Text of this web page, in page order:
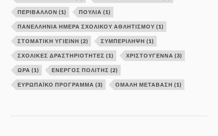
ΠΕΡΙΒΑΛΛΟΝ (1) ΠΟΥΛΙΑ (1)
ΠΑΝΕΛΛΉΝΙΑ ΗΜΈΡΑ ΣΧΟΛΙΚΟΎ ΑΘΛΗΤΙΣΜΟΎ (1)
ΣΤΟΜΑΤΙΚΗ ΥΓΙΕΙΝΗ (2) ΣΥΜΠΕΡΙΛΗΨΗ (1)
ΣΧΟΛΙΚΕΣ ΔΡΑΣΤΗΡΙΟΤΗΤΕΣ (1) ΧΡΙΣΤΟΥΓΕΝΝΑ (3)
ΩΡΑ (1) ΕΝΕΡΓΌΣ ΠΟΛΊΤΗΣ (2)
ΕΥΡΩΠΑΪΚΌ ΠΡΌΓΡΑΜΜΑ (3) ΟΜΑΛΉ ΜΕΤΆΒΑΣΗ (1)